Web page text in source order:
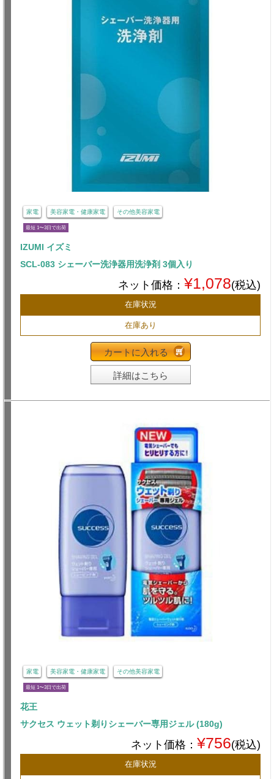
家電 美容家電・健康家電 その他美容家電
最短 1〜3日で出荷
IZUMI イズミ
SCL-083 シェーバー洗浄器用洗浄剤 3個入り
ネット価格： ¥1,078(税込)
在庫状況
在庫あり
カートに入れる
詳細はこちら
家電 美容家電・健康家電 その他美容家電
最短 1〜3日で出荷
花王
サクセス ウェット剃りシェーバー専用ジェル (180g)
ネット価格： ¥756(税込)
在庫状況